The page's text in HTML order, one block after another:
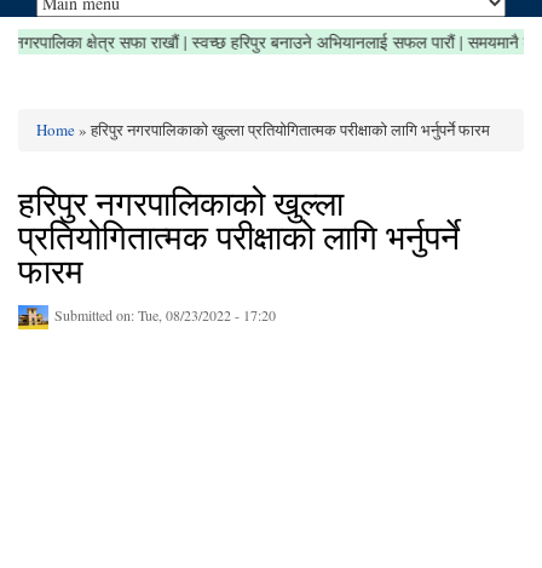
नगरौं | नगरपालिका क्षेत्र सफा राखौं | स्वच्छ हरिपुर बनाउने अभियानलाई सफल पारौं |
You are here
Home» हरिपुर नगरपालिकाको खुल्ला प्रतियोगितात्मक परीक्षाको लागि भर्नुपर्ने फारम
हरिपुर नगरपालिकाको खुल्ला
प्रतियोगितात्मक परीक्षाको लागि भर्नुपर्ने
फारम
Submitted on:Tue, 08/23/2022 - 17:20